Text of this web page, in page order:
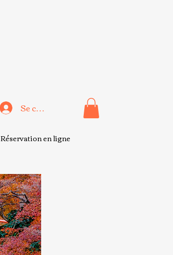
Se connecter
Réservation en ligne